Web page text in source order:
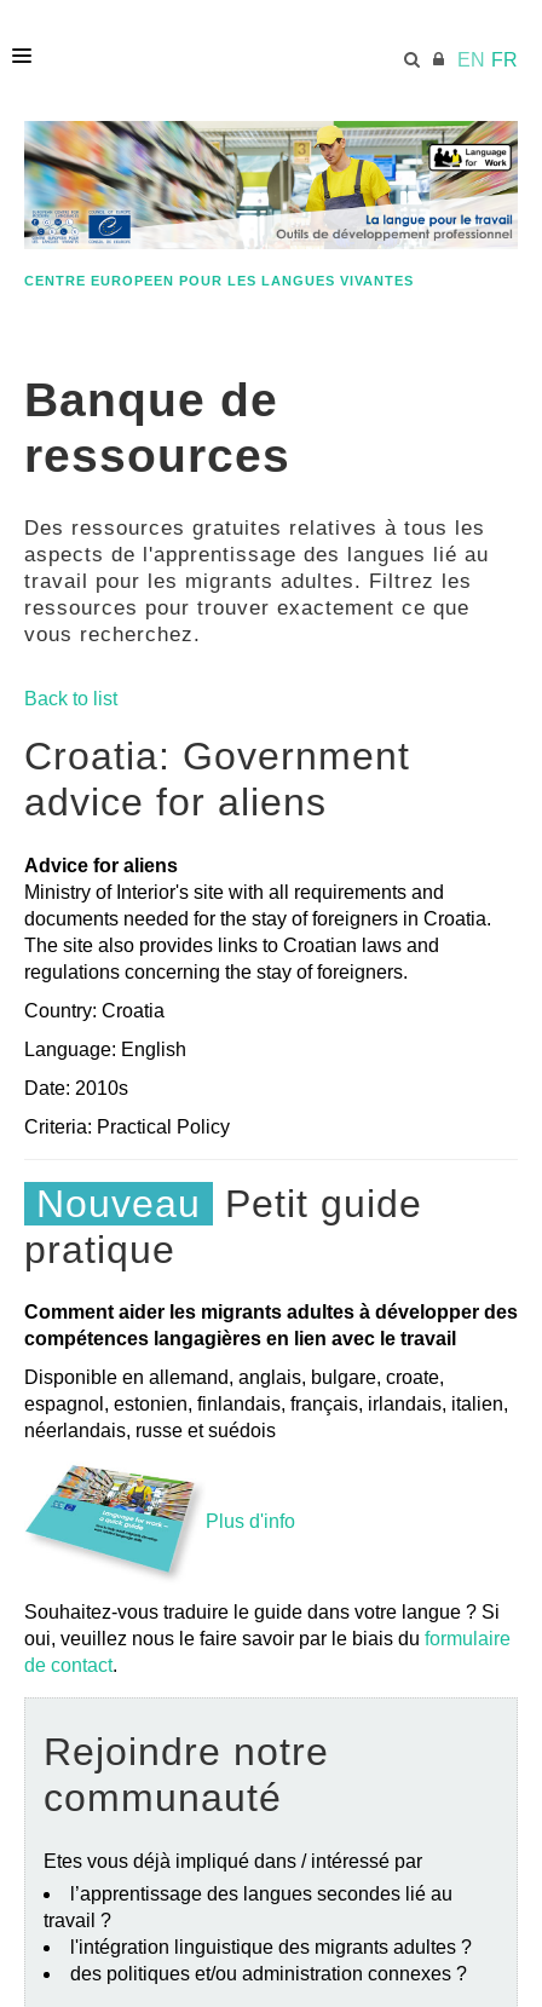
EN FR
ACCUEIL
ECML.AT
COMPÉTENCES
GUIDES
COMMUNAUTÉ
CENTRE EUROPEEN POUR LES LANGUES VIVANTES
Banque de
ressources
Des ressources gratuites relatives à tous les
aspects de l'apprentissage des langues lié au
travail pour les migrants adultes. Filtrez les
ressources pour trouver exactement ce que
vous recherchez.
Back to list
Croatia: Government
advice for aliens
Advice for aliens
Ministry of Interior's site with all requirements and
documents needed for the stay of foreigners in Croatia.
The site also provides links to Croatian laws and
regulations concerning the stay of foreigners.
Country: Croatia
Language: English
Date: 2010s
Criteria: Practical Policy
Nouveau
Petit guide
pratique
Comment aider les migrants adultes à développer des
compétences langagières en lien avec le travail
Disponible en allemand, anglais, bulgare, croate,
espagnol, estonien, finlandais, français, irlandais, italien,
néerlandais, russe et suédois
Plus d'info
Souhaitez-vous traduire le guide dans votre langue ? Si
oui, veuillez nous le faire savoir par le biais du formulaire
de contact.
Rejoindre notre
communauté
Etes vous déjà impliqué dans / intéressé par
l’apprentissage des langues secondes lié au
travail ?
l'intégration linguistique des migrants adultes ?
des politiques et/ou administration connexes ?